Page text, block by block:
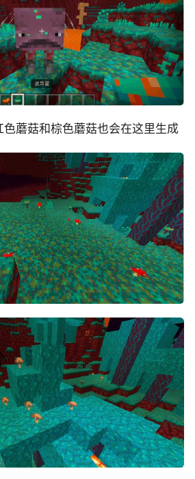
蘑菇和棕色蘑菇也会在这里生成